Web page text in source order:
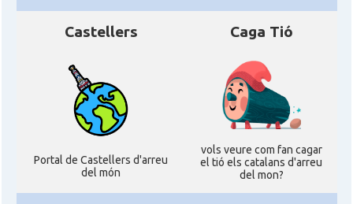
Castellers
Portal de Castellers d'arreu
del món
Caga Tió
vols veure com fan cagar
el tió els catalans d'arreu
del mon?